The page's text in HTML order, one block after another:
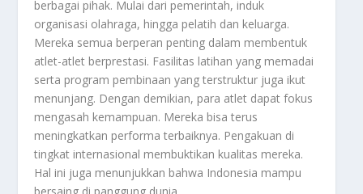
berbagai pihak. Mulai dari pemerintah, induk
organisasi olahraga, hingga pelatih dan keluarga.
Mereka semua berperan penting dalam membentuk
atlet-atlet berprestasi. Fasilitas latihan yang memadai
serta program pembinaan yang terstruktur juga ikut
menunjang. Dengan demikian, para atlet dapat fokus
mengasah kemampuan. Mereka bisa terus
meningkatkan performa terbaiknya. Pengakuan di
tingkat internasional membuktikan kualitas mereka.
Hal ini juga menunjukkan bahwa Indonesia mampu